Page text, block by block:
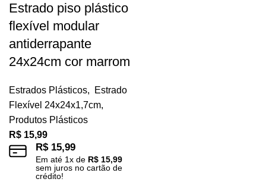
Estrado piso plástico
flexível modular
antiderrapante
24x24cm cor marrom
Estrados Plásticos,
Estrado
Flexível 24x24x1,7cm,
Produtos Plásticos
R$ 15,99
R$15,99
Em até 1x de R$ 15,99
sem juros no cartão de
crédito!